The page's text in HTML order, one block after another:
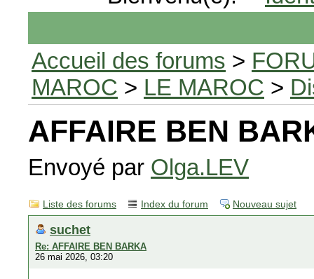
Accueil des forums >
MAROC > LE MAROC >
AFFAIRE BEN
Envoyé par Olga.LEV
Liste des forums Index du forum Nouveau sujet
suchet
Re: AFFAIRE BEN BARKA
26 mai 2026, 03:20